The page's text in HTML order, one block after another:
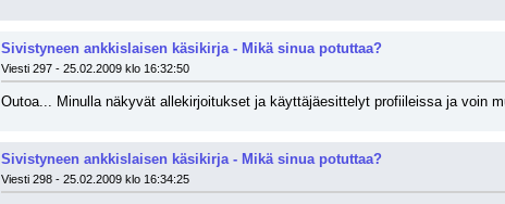
Sivistyneen ankkislaisen käsikirja - Mikä sinua potuttaa?
Viesti 297 - 25.02.2009 klo 16:32:50
Outoa... Minulla näkyvät allekirjoitukset ja käyttäjäesittelyt profiileissa ja voin
Sivistyneen ankkislaisen käsikirja - Mikä sinua potuttaa?
Viesti 298 - 25.02.2009 klo 16:34:25